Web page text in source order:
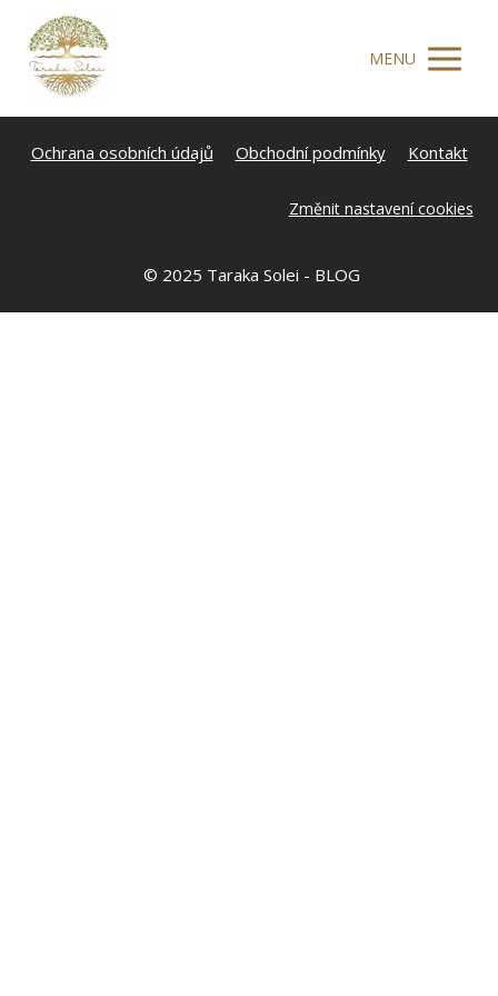
MENU
Ochrana osobních údajů Obchodní podmínky Kontakt
Změnit nastavení cookies
© 2025 Taraka Solei - BLOG